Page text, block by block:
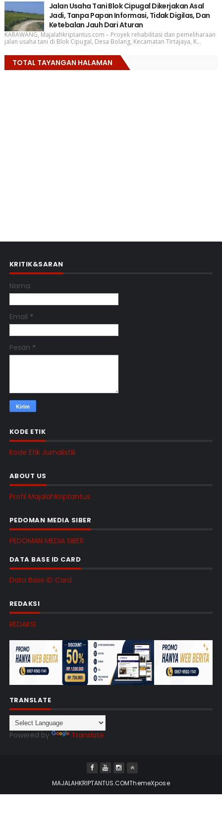
Jalan Usaha Tani Blok Cipugal Dikerjakan Asal
Jadi, Tanpa Papan Informasi, Tidak Digilas, Dan
Ketebalan Jauh Dari Aturan
KARAWANG, Majalahkriptantus.com – Proyek rehabilitasi dan pemeliharaan
jalan usaha tani di Blok Cipugal, Desa Bolang, Kecamatan Tirtajaya, K...
TOTAL TAYANGAN HALAMAN
KRITIK&SARAN
Nama
Email *
Pesan *
KODE ETIK
Kode Etik Jurnalistik
ABOUT US
Profil MajalahKriptantus
PEDOMAN MEDIA SIBER
PEDOMAN MEDIA SIBER
DATA BASE ID CARD
Data Base ID Card
REDAKSI
REDAKSI
TRANSLATE
Powered by Translate
MAJALAHKRIPTANTUS.COMThemeXpose